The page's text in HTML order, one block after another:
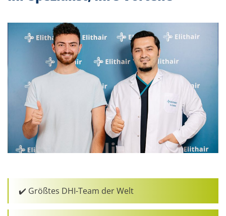
✔️ Größtes DHI-Team der Welt